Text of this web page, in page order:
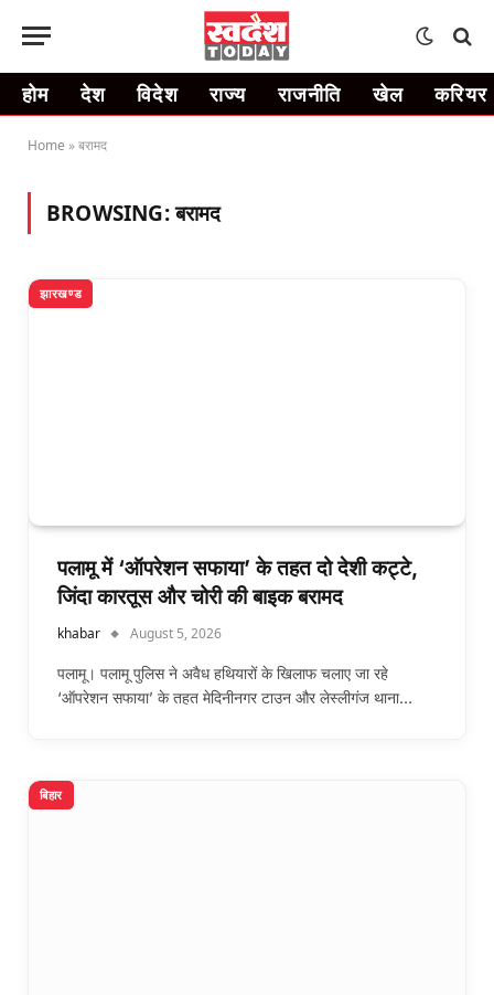
होम देश विदेश राज्य राजनीति खेल करियर
Home »बरामद
BROWSING:बरामद
झारखण्ड
पलामू में ‘ऑपरेशन सफाया’ के तहत दो देशी कट्टे,
जिंदा कारतूस और चोरी की बाइक बरामद
khabar August 5, 2026
पलामू। पलामू पुलिस ने अवैध हथियारों के खिलाफ चलाए जा रहे
‘ऑपरेशन सफाया’ के तहत मेदिनीनगर टाउन और लेस्लीगंज थाना…
बिहार